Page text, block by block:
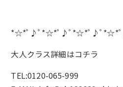
*☆*ﾟ♪ﾟ*☆*ﾟ♪ﾟ*☆*ﾟ♪ﾟ*☆*
大人クラス詳細はコチラ
TEL:0120-065-999